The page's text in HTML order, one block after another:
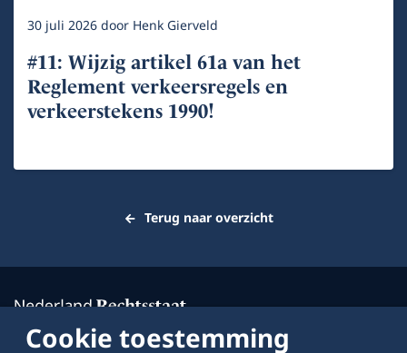
30 juli 2026door Henk Gierveld
#11: Wijzig artikel 61a van het
Reglement verkeersregels en
verkeerstekens 1990!
Terug naar overzicht
Cookie toestemming